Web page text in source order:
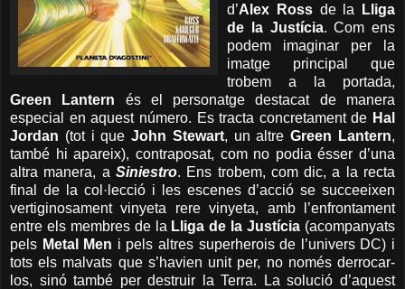
d’Alex Rossde la
Lliga
de la Justícia. Com ens
podem imaginar per la
imatge principal que
trobem a la portada,
Green Lantern és el personatge destacat de manera
especial en aquest número. Es tracta concretament de Hal
Jordan (tot i queJohn Stewart, un altreGreen Lantern,
també hi apareix), contraposat, com no podia ésser d’una
altra manera, a Siniestro. Ens trobem, com dic, a la recta
final de la col·lecció i les escenes d’acció se succeeixen
vertiginosament vinyeta rere vinyeta, amb l’enfrontament
entre els membres de la Lliga de la Justícia (acompanyats
pels Metal Men i pels altres superherois de l’univers DC) i
tots els malvats que s’havien unit per, no només derrocar-
los, sinó també per destruir la Terra. La solució d’aquest